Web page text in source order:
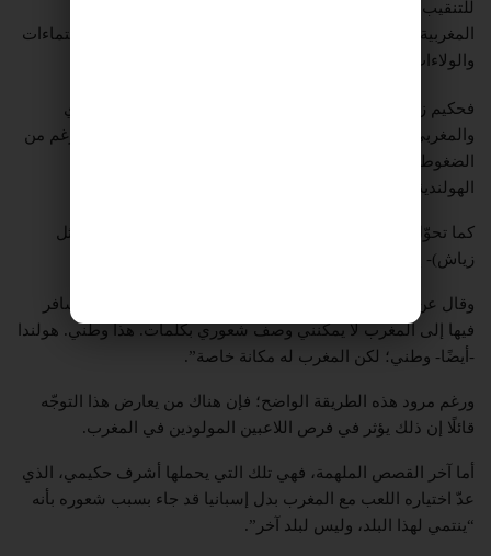
للتنقيب وهم يجوّلون في شتى أنحاء أوروبا بحثًا عن المواهب
المغربية، ويتحركون سريعًا عندما تكون هناك خلافات حول الانتماءات
والولاءات.
فحكيم زياش -المولود في هولندا- تحدّث مع الجانبين الهولندي
والمغربي قبل أن يقرّر وجهته الدولية ويختار المغرب، على الرغم من
الضغوط الكبيرة التي تعرّض لها من طرف الإعلام والجماهير
الهولندية.
كما تحوّل أمرابط -الذي مثّل هولندا في فئات عمرية أصغر (مثل
زياش)- إلى تمثيل المغرب لأسباب عائلية.
وقال عن ذلك “والداي مغارية وأجدادي مغاربة. في كل مرة أسافر
فيها إلى المغرب لا يمكنني وصف شعوري بكلمات. هذا وطني. هولندا
-أيضًا- وطني؛ لكن المغرب له مكانة خاصة”.
ورغم مرود هذه الطريقة الواضح؛ فإن هناك من يعارض هذا التوجّه
قائلًا إن ذلك يؤثر في فرص اللاعبين المولودين في المغرب.
أما آخر القصص الملهمة، فهي تلك التي يحملها أشرف حكيمي، الذي
عدّ اختياره اللعب مع المغرب بدل إسبانيا قد جاء بسبب شعوره بأنه
“ينتمي لهذا البلد، وليس لبلد آخر”.